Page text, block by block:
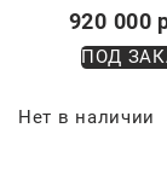
920 000
ПОД
Нет в наличии